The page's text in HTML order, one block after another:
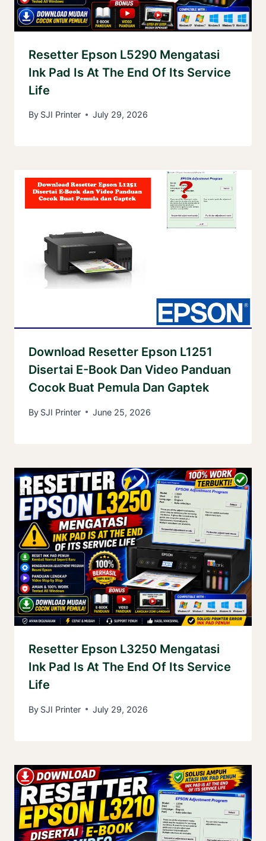
Resetter Epson L5290 Mengatasi
Ink Pad Is At The End Of Its Service
Life
By SJI Printer July 29, 2026
Download Resetter Epson L1251
Disertai E-Book Dan Video Panduan
Cocok Buat Pemula Dan Gaptek
By SJI Printer June 25, 2026
Resetter Epson L3250 Mengatasi
Ink Pad Is At The End Of Its Service
Life
By SJI Printer July 29, 2026